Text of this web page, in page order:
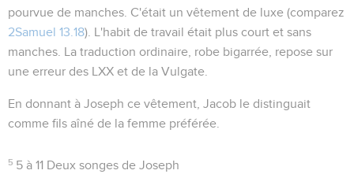
pourvue de manches. C'était un vêtement de luxe (comparez
2Samuel 13.18). L'habit de travail était plus court et sans
manches. La traduction ordinaire, robe bigarrée , repose sur
une erreur des LXX et de la Vulgate.
En donnant à Joseph ce vêtement, Jacob le distinguait
comme fils aîné de la femme préférée.
5 5 à 11 Deux songes de Joseph